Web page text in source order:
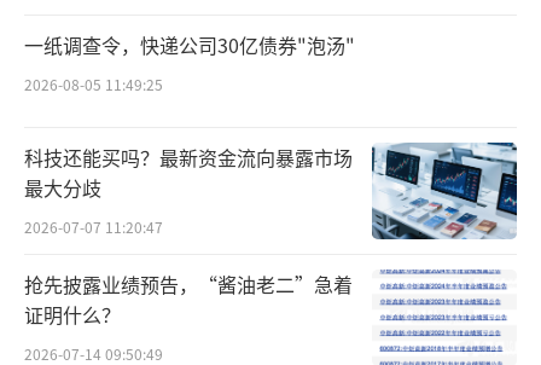
也存在竞争与矛盾冲突的经济体联合起来的本
源。
韩、美、日、印、欧盟五方“合纵连
横”，只为给中国生物医药产业的出海垒起一
座不可逾越的城墙。联盟甚至可以做到“各司
其职”。以美、日、欧盟为代表的全球创新药
研发第一梯队，三星生物等为代表的韩国CXO
企业；印度则供应了美国60%以上的过专利期
一纸调查令，快递公司30亿债券"泡汤"
2026-08-05 11:49:25
科技还能买吗？最新资金流向暴露市场
最大分歧
2026-07-07 11:20:47
抢先披露业绩预告，“酱油老二”急着
证明什么？
2026-07-14 09:50:49